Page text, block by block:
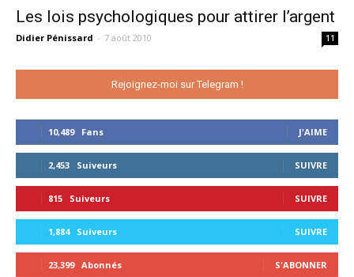
Les lois psychologiques pour attirer l’argent
Didier Pénissard - 7 août 2010 11
Rejoignez-moi sur Telegram !
10,489 Fans J'AIME
2,453 Suiveurs SUIVRE
815 Suiveurs SUIVRE
1,884 Suiveurs SUIVRE
23,399 Abonnés S'ABONNER